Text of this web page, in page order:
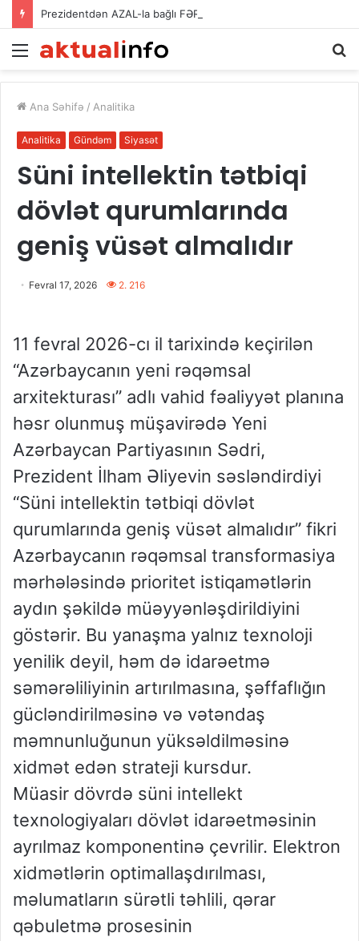
Prezidentdən AZAL-la bağlı FƏRMAN
Menu
Ana Səhifə / Analitika
Analitika Gündəm Siyasət
Süni intellektin tətbiqi
dövlət qurumlarında
geniş vüsət almalıdır
Fevral 17, 2026 2. 216
11 fevral 2026-cı il tarixində keçirilən
“Azərbaycanın yeni rəqəmsal
arxitekturası” adlı vahid fəaliyyət planına
həsr olunmuş müşavirədə Yeni
Azərbaycan Partiyasının Sədri,
Prezident İlham Əliyevin səsləndirdiyi
“Süni intellektin tətbiqi dövlət
qurumlarında geniş vüsət almalıdır” fikri
Azərbaycanın rəqəmsal transformasiya
mərhələsində prioritet istiqamətlərin
aydın şəkildə müəyyənləşdirildiyini
göstərir. Bu yanaşma yalnız texnoloji
yenilik deyil, həm də idarəetmə
səmərəliliyinin artırılmasına, şəffaflığın
gücləndirilməsinə və vətəndaş
məmnunluğunun yüksəldilməsinə
xidmət edən strateji kursdur.
Müasir dövrdə süni intellekt
texnologiyaları dövlət idarəetməsinin
ayrılmaz komponentinə çevrilir. Elektron
xidmətlərin optimallaşdırılması,
məlumatların sürətli təhlili, qərar
qəbuletmə prosesinin